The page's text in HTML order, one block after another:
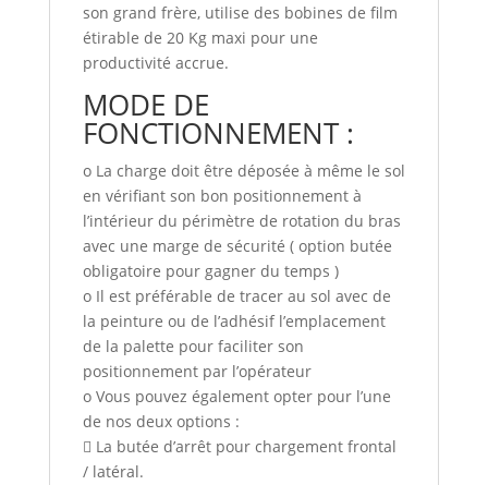
son grand frère, utilise des bobines de film
étirable de 20 Kg maxi pour une
productivité accrue.
MODE DE
FONCTIONNEMENT :
o La charge doit être déposée à même le sol
en vérifiant son bon positionnement à
l’intérieur du périmètre de rotation du bras
avec une marge de sécurité ( option butée
obligatoire pour gagner du temps )
o Il est préférable de tracer au sol avec de
la peinture ou de l’adhésif l’emplacement
de la palette pour faciliter son
positionnement par l’opérateur
o Vous pouvez également opter pour l’une
de nos deux options :
 La butée d’arrêt pour chargement frontal
/ latéral.